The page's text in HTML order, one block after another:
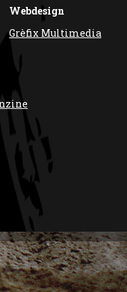
Webdesign
Grèfix Multimedia